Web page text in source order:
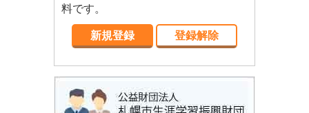
料です。
新規登録 登録解除